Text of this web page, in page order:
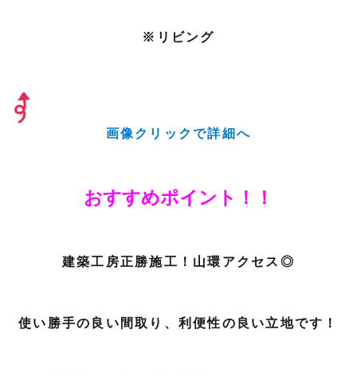
※リビング
画像クリックで詳細へ
おすすめポイント！！
建築工房正勝施工！山環アクセス◎
使い勝手の良い間取り、利便性の良い立地です！